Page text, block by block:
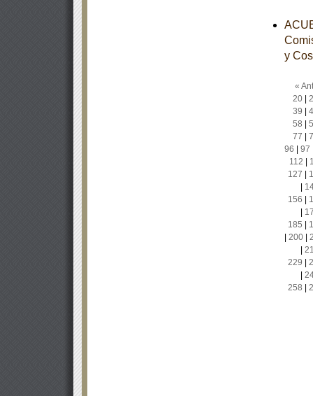
y
«
20|
39
58
77
96
97
112
127
156
185
200|
229
258